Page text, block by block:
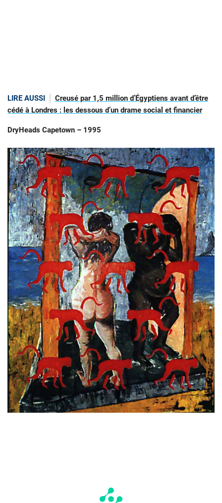
LIRE AUSSI
Creusé par 1,5 million d’Égyptiens avant d’être
cédé à Londres : les dessous d’un drame social et financier
DryHeads Capetown – 1995